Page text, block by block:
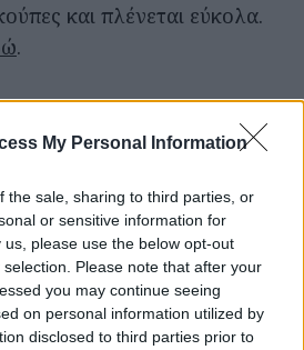
My Personal Information
the sale, sharing to third parties, or
or sensitive information for
please use the below opt-out
Please note that after your
you may continue seeing
on personal information utilized by
disclosed to third parties prior to
και πλένεται εύκολα.
.
σας με αυτήν την μίνι
η οποία «αντέχει» μέχρι
Περιλαμβάνει μπαταρίες.
.